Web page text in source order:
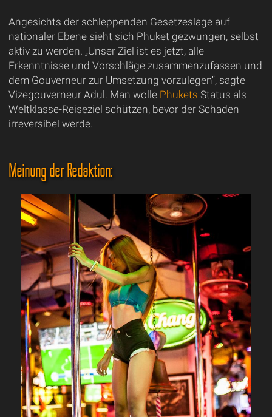
Angesichts der schleppenden Gesetzeslage auf
nationaler Ebene sieht sich Phuket gezwungen, selbst
aktiv zu werden. „Unser Ziel ist es jetzt, alle
Erkenntnisse und Vorschläge zusammenzufassen und
dem Gouverneur zur Umsetzung vorzulegen“, sagte
Vizegouverneur Adul. Man wolle Phukets Status als
Weltklasse-Reiseziel schützen, bevor der Schaden
irreversibel werde.
Meinung der Redaktion: